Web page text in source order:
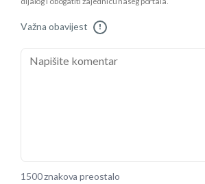
Važna obavijest !
1500 znakova preostalo